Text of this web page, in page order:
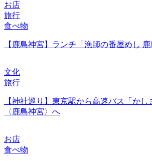
お店
旅行
食べ物
【鹿島神宮】ランチ「漁師の番屋めし 鹿
文化
旅行
【神社巡り】東京駅から高速バス「か
〈鹿島神宮〉へ
お店
食べ物